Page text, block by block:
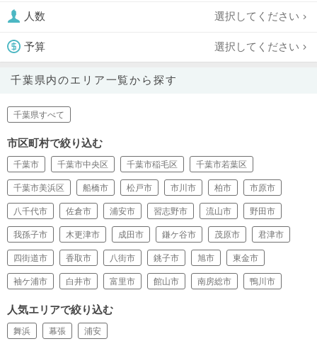
人数 選択してください
予算 選択してください
千葉県内のエリア一覧から探す
千葉県すべて
市区町村で絞り込む
千葉市 千葉市中央区 千葉市稲毛区 千葉市若葉区
千葉市美浜区 船橋市 松戸市 市川市 柏市 市原市
八千代市 佐倉市 浦安市 習志野市 流山市 野田市
我孫子市 木更津市 成田市 鎌ケ谷市 茂原市 君津市
四街道市 香取市 八街市 銚子市 旭市 東金市
袖ケ浦市 白井市 富里市 館山市 南房総市 鴨川市
人気エリアで絞り込む
舞浜 幕張 浦安